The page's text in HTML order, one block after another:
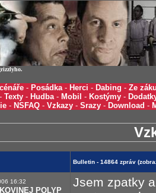
- Posádka- Herci - Dabing - Ze
- Texty - Hudba- Mobil - Kostýmy -
- NSFAQ - Vzkazy - Srazy - Download -
Bulletin - 14864 zpráv
16:32
POLYP
Jsem zpatky